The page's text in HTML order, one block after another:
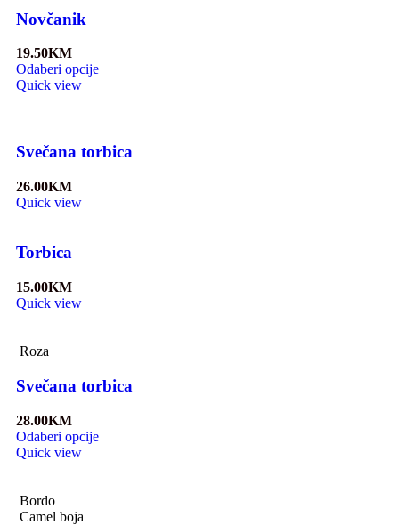
Novčanik
19.50KM
Odaberi opcije
Quick view
Svečana torbica
26.00KM
Quick view
Torbica
15.00KM
Quick view
Roza
Svečana torbica
28.00KM
Odaberi opcije
Quick view
Bordo
Camel boja